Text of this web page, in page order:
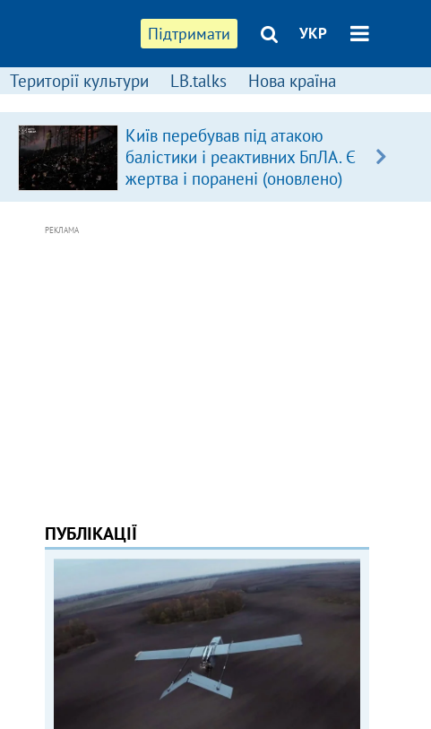
Підтримати УКР
Території культури LB.talks Нова країна
Київ перебував під атакою
балістики і реактивних БпЛА. Є
жертва і поранені (оновлено)
РЕКЛАМА
ПУБЛІКАЦІЇ